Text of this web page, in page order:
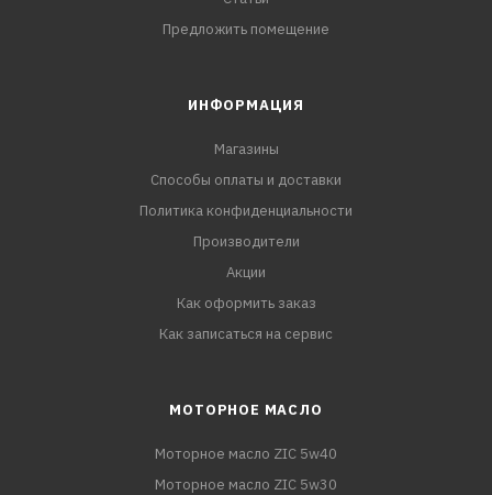
Предложить помещение
ИНФОРМАЦИЯ
Магазины
Способы оплаты и доставки
Политика конфиденциальности
Производители
Акции
Как оформить заказ
Как записаться на сервис
МОТОРНОЕ МАСЛО
Моторное масло ZIC 5w40
Моторное масло ZIC 5w30